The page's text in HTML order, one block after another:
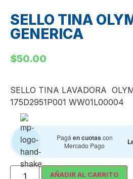
SELLO TINA
GENERICA
$50.00
SELLO TINA LAVADORA
175D2951P001 WW01L00004
Pagáen cuotas con
Mercado Pago
AÑADIR AL CARRITO